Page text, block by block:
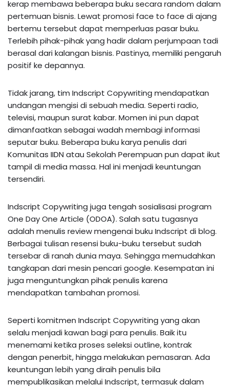
kerap membawa beberapa buku secara random dalam
pertemuan bisnis. Lewat promosi face to face di ajang
bertemu tersebut dapat memperluas pasar buku.
Terlebih pihak-pihak yang hadir dalam perjumpaan tadi
berasal dari kalangan bisnis. Pastinya, memiliki pengaruh
positif ke depannya.
Tidak jarang, tim Indscript Copywriting mendapatkan
undangan mengisi di sebuah media. Seperti radio,
televisi, maupun surat kabar. Momen ini pun dapat
dimanfaatkan sebagai wadah membagi informasi
seputar buku. Beberapa buku karya penulis dari
Komunitas IIDN atau Sekolah Perempuan pun dapat ikut
tampil di media massa. Hal ini menjadi keuntungan
tersendiri.
Indscript Copywriting juga tengah sosialisasi program
One Day One Article (ODOA). Salah satu tugasnya
adalah menulis review mengenai buku Indscript di blog.
Berbagai tulisan resensi buku-buku tersebut sudah
tersebar di ranah dunia maya. Sehingga memudahkan
tangkapan dari mesin pencari google. Kesempatan ini
juga menguntungkan pihak penulis karena
mendapatkan tambahan promosi.
Seperti komitmen Indscript Copywriting yang akan
selalu menjadi kawan bagi para penulis. Baik itu
menemami ketika proses seleksi outline, kontrak
dengan penerbit, hingga melakukan pemasaran. Ada
keuntungan lebih yang diraih penulis bila
mempublikasikan melalui Indscript, termasuk dalam